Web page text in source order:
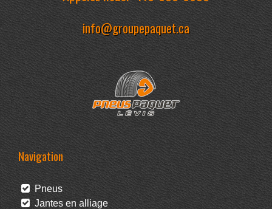
info@groupepaquet.ca
Navigation
Pneus
Jantes en alliage